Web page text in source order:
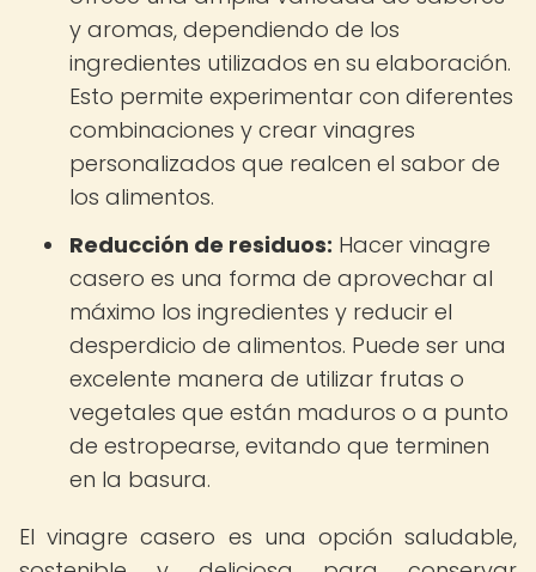
y aromas, dependiendo de los
ingredientes utilizados en su elaboración.
Esto permite experimentar con diferentes
combinaciones y crear vinagres
personalizados que realcen el sabor de
los alimentos.
Reducción de residuos: Hacer vinagre
casero es una forma de aprovechar al
máximo los ingredientes y reducir el
desperdicio de alimentos. Puede ser una
excelente manera de utilizar frutas o
vegetales que están maduros o a punto
de estropearse, evitando que terminen
en la basura.
El vinagre casero es una opción saludable,